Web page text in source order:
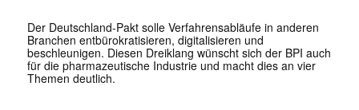
Der Deutschland-Pakt solle Verfahrensabläufe in anderen
Branchen entbürokratisieren, digitalisieren und
beschleunigen. Diesen Dreiklang wünscht sich der BPI auch
für die pharmazeutische Industrie und macht dies an vier
Themen deutlich.